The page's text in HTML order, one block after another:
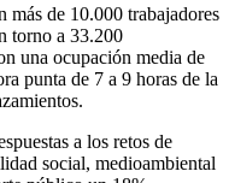
más de 10.000 trabajadores
torno a 33.200
una ocupación media de
punta de 7 a 9 horas de la
a los retos de
social, medioambiental